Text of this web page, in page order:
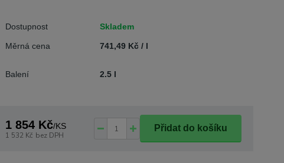
Dostupnost Skladem
Měrná cena 741,49 Kč / l
Balení 2.5 l
1 854 Kč/KS
1 532 Kč bez DPH
Přidat do košíku